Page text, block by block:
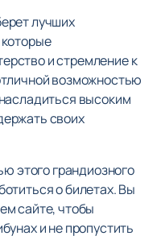
лучших
и стремление к
возможностью
высоким
своих
этого грандиозного
о билетах. Вы
сайте, чтобы
и не пропустить